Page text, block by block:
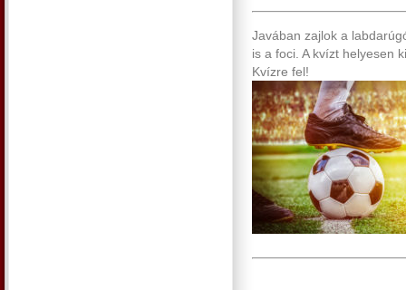
Javában zajlok a
is a foci. A kvízt helyesen
Kvízre fel!